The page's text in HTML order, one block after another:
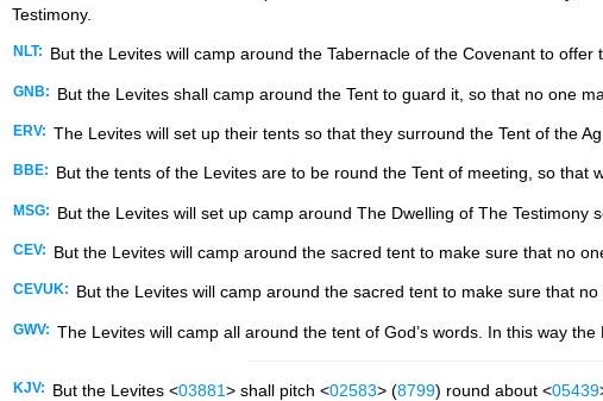
Testimony.
NLT: But the Levites will camp around the Tabernacle of the Covenant to
GNB: But the Levites shall camp around the Tent to guard it, so that no one
ERV: The Levites will set up their tents so that they surround the Tent of the
BBE: But the tents of the Levites are to be round the Tent of meeting, so
MSG: But the Levites will set up camp around The Dwelling of The
CEV: But the Levites will camp around the sacred tent to make sure that no
CEVUK: But the Levites will camp around the sacred tent to make sure that
GWV: The Levites will camp all around the tent of God’s words. In this way
KJV: But the Levites <03881> shall pitch <02583> (8799) round about <05439